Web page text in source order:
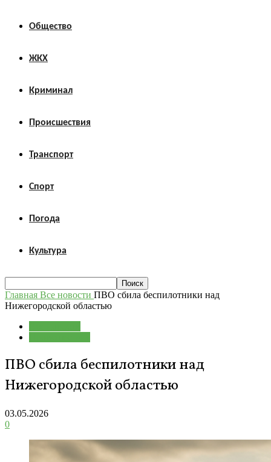
Общество
ЖКХ
Криминал
Происшествия
Транспорт
Спорт
Погода
Культура
Главная Все новости ПВО сбила беспилотники над
Нижегородской областью
ПВО сбила беспилотники над
Нижегородской областью
03.05.2026
0